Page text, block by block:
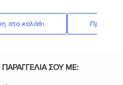
στο καλάθι
ΣΟΥ ΜΕ: